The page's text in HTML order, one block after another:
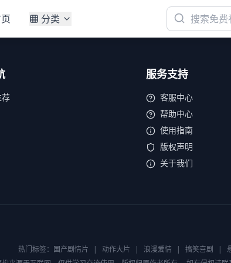
分类
服务支持
客服中心
帮助中心
使用指南
版权声明
关于我们
热门标签： 国产剧情片 | 动作大片 | 浪漫爱情 | 搞笑喜剧 |